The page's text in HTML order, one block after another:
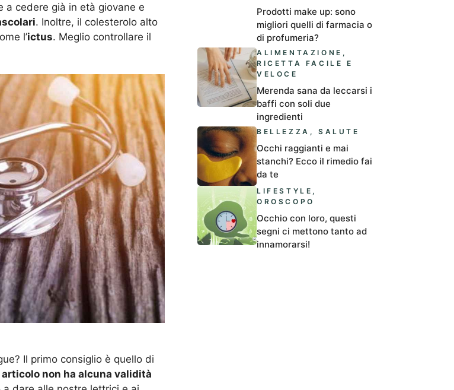
a cedere già in età giovane e
. Inoltre, il colesterolo alto
l’ictus. Meglio controllare il
Il primo consiglio è quello di
articolo non ha alcuna validità
Prodotti make up: sono
migliori quelli di farmacia o
di profumeria?
ALIMENTAZIONE ,
RICETTA FACILE E
VELOCE
Merenda sana da leccarsi i
baffi con soli due
ingredienti
BELLEZZA ,SALUTE
Occhi raggianti e mai
stanchi? Ecco il rimedio fai
da te
LIFESTYLE ,
OROSCOPO
Occhio con loro, questi
segni ci mettono tanto ad
innamorarsi!